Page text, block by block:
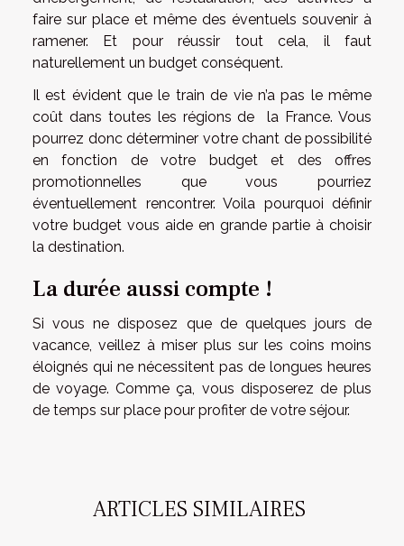
faire sur place et même des éventuels souvenir à
ramener. Et pour réussir tout cela, il faut
naturellement un budget conséquent.
Il est évident que le train de vie n’a pas le même
coût dans toutes les régions de la France. Vous
pourrez donc déterminer votre chant de possibilité
en fonction de votre budget et des offres
promotionnelles que vous pourriez
éventuellement rencontrer. Voila pourquoi définir
votre budget vous aide en grande partie à choisir
la destination.
La durée aussi compte !
Si vous ne disposez que de quelques jours de
vacance, veillez à miser plus sur les coins moins
éloignés qui ne nécessitent pas de longues heures
de voyage. Comme ça, vous disposerez de plus
de temps sur place pour profiter de votre séjour.
ARTICLES SIMILAIRES